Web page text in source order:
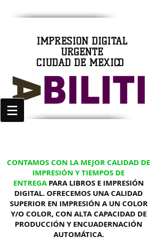
IMPRESIÓN DIGITAL
URGENTE
CIUDAD DE MÉXICO
CONTAMOS CON LA MEJOR CALIDAD DE
IMPRESIÓN Y TIEMPOS DE
ENTREGAPARA LIBROS E IMPRESIÓN
DIGITAL. OFRECEMOS UNA CALIDAD
SUPERIOR EN IMPRESIÓN A UN COLOR
Y/O COLOR, CON ALTA CAPACIDAD DE
PRODUCCIÓN Y ENCUADERNACIÓN
AUTOMÁTICA.